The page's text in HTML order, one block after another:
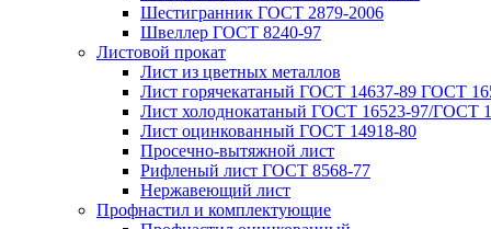
Шестигранник ГОСТ 2879-2006
Швеллер ГОСТ 8240-97
Листовой прокат
Лист из цветных металлов
Лист горячекатаный ГОСТ 14637-89 ГОСТ
Лист холоднокатаный ГОСТ 16523-97/ГОСТ
Лист оцинкованный ГОСТ 14918-80
Просечно-вытяжной лист
Рифленый лист ГОСТ 8568-77
Нержавеющий лист
Профнастил и комплектующие